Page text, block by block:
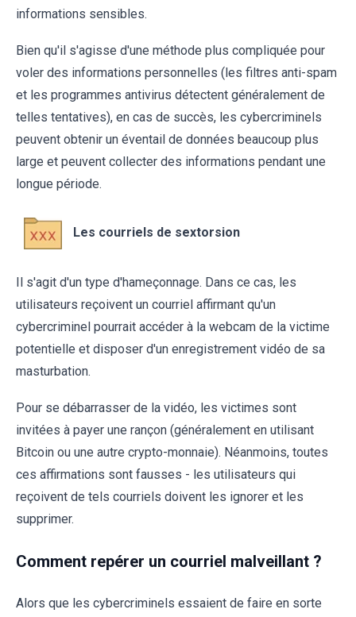
informations sensibles.
Bien qu'il s'agisse d'une méthode plus compliquée pour
voler des informations personnelles (les filtres anti-spam
et les programmes antivirus détectent généralement de
telles tentatives), en cas de succès, les cybercriminels
peuvent obtenir un éventail de données beaucoup plus
large et peuvent collecter des informations pendant une
longue période.
Les courriels de sextorsion
Il s'agit d'un type d'hameçonnage. Dans ce cas, les
utilisateurs reçoivent un courriel affirmant qu'un
cybercriminel pourrait accéder à la webcam de la victime
potentielle et disposer d'un enregistrement vidéo de sa
masturbation.
Pour se débarrasser de la vidéo, les victimes sont
invitées à payer une rançon (généralement en utilisant
Bitcoin ou une autre crypto-monnaie). Néanmoins, toutes
ces affirmations sont fausses - les utilisateurs qui
reçoivent de tels courriels doivent les ignorer et les
supprimer.
Comment repérer un courriel malveillant ?
Alors que les cybercriminels essaient de faire en sorte